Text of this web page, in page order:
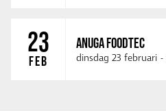
23
FEB
ANUGA FOODTEC
dinsdag 23 februari -